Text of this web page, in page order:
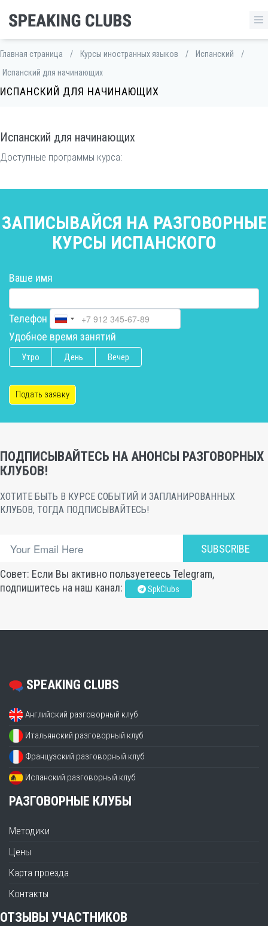
Главная страница / Курсы иностранных языков / Испанский
/
Испанский для начинающих
ИСПАНСКИЙ ДЛЯ НАЧИНАЮЩИХ
Испанский для начинающих
Доступные программы курса:
ЗАПИСЫВАЙСЯ НА РАЗГОВОРНЫЕ
КУРСЫ ИСПАНСКОГО
Ваше имя
Телефон
Удобное время занятий
Утро День Вечер
Подать заявку
ПОДПИСЫВАЙТЕСЬ НА АНОНСЫ РАЗГОВОРНЫХ
КЛУБОВ!
ХОТИТЕ БЫТЬ В КУРСЕ СОБЫТИЙ И ЗАПЛАНИРОВАННЫХ
КЛУБОВ, ТОГДА ПОДПИСЫВАЙТЕСЬ!
SUBSCRIBE
Совет: Если Вы активно пользуетеесь Telegram,
подпишитесь на наш канал:
SpkClubs
SPEAKING CLUBS
Английский разговорный клуб
Итальянский разговорный клуб
Французский разговорный клуб
Испанский разговорный клуб
РАЗГОВОРНЫЕ КЛУБЫ
Методики
Цены
Карта проезда
Контакты
ОТЗЫВЫ УЧАСТНИКОВ